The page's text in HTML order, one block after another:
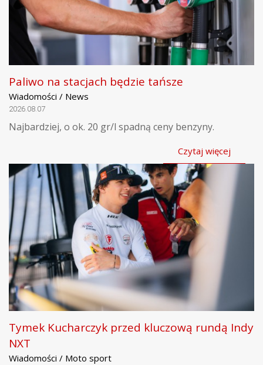
Paliwo na stacjach będzie tańsze
Wiadomości / News
2026.08.07
Najbardziej, o ok. 20 gr/l spadną ceny benzyny.
Czytaj więcej
Tymek Kucharczyk przed kluczową rundą Indy
NXT
Wiadomości / Moto sport